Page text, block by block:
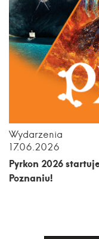
Wydarzenia
17.06.2026
Pyrkon 2026
Poznaniu!